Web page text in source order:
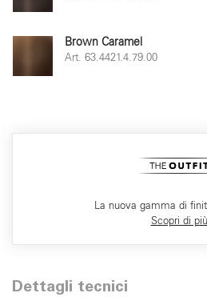
Brown Caramel
Art. 63.4421.4.79.00
La nuova gamma di
Scopri di più
Dettagli tecnici